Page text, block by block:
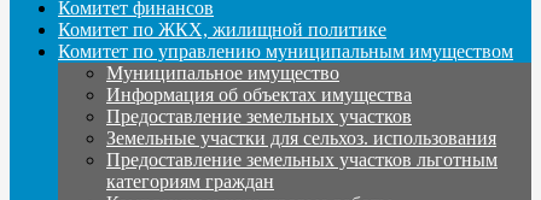
Комитет финансов
Комитет по ЖКХ, жилищной политике
Комитет по управлению муниципальным имуществом
Муниципальное имущество
Информация об объектах имущества
Предоставление земельных участков
Земельные участки для сельхоз. использования
Предоставление земельных участков льготным
категориям граждан